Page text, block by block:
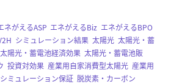
ネがえるASP エネがえるBiz エネがえるBPO
シミュレーション結果 ,太陽光 ,太陽光・蓄
,太陽光・蓄電池経済効果 ,太陽光・蓄電池販
,投資対効果 産業用自家消費型太陽光 産業用
ミュレーション保証 ,脱炭素・カーボン